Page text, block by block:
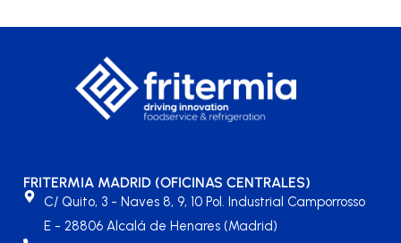
FRITERMIA MADRID (OFICINAS CENTRALES)
C/ Quito, 3 - Naves 8, 9, 10 Pol. Industrial Camporrosso
E - 28806 Alcalá de Henares (Madrid)